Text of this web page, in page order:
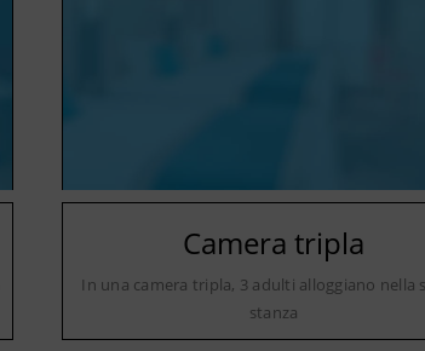
Camera tripla
In una camera tripla, 3 adulti alloggiano nella
stanza